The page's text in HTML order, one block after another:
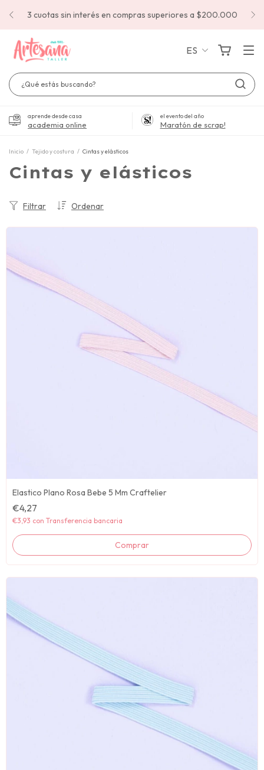
3 cuotas sin interés en compras superiores a $200.000
ES
aprende desde casa
academia online
el evento del año
Maratón de scrap!
Inicio / Tejido y costura / Cintas y elásticos
Cintas y elásticos
Ordenar
Filtrar
Elastico Plano Rosa Bebe 5 Mm Craftelier
€4,27
€3,93 con Transferencia bancaria